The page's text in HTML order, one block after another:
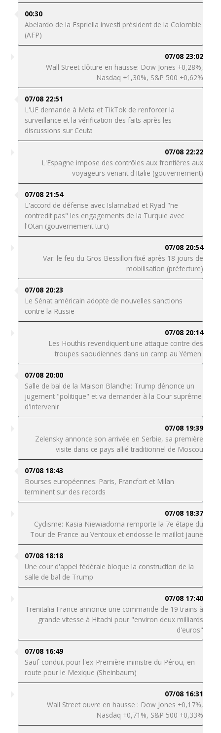
00:30
Abelardo de la Espriella investi président de la Colombie
(AFP)
07/08 23:02
Wall Street clôture en hausse: Dow Jones +0,28%,
Nasdaq +1,30%, S&P 500 +0,62%
07/08 22:51
L'UE demande à Meta et TikTok de renforcer la
surveillance et la vérification des faits après les
discussions sur Ceuta
07/08 22:22
L'Espagne impose des contrôles aux frontières aux
voyageurs venant d'Italie (gouvernement)
07/08 21:54
L'accord de défense avec Islamabad et Ryad "ne
contredit pas" les engagements de la Turquie avec
l'Otan (gouvernement turc)
07/08 20:54
Var: le feu du Gros Bessillon fixé après 18 jours de
mobilisation (préfecture)
07/08 20:23
Le Sénat américain adopte de nouvelles sanctions
contre la Russie
07/08 20:14
Les Houthis revendiquent une attaque contre des
troupes saoudiennes dans un camp au Yémen
07/08 20:00
Salle de bal de la Maison Blanche: Trump dénonce un
jugement "politique" et va demander à la Cour suprême
d'intervenir
07/08 19:39
Zelensky annonce son arrivée en Serbie, sa première
visite dans ce pays allié traditionnel de Moscou
07/08 18:43
Bourses européennes: Paris, Francfort et Milan
terminent sur des records
07/08 18:37
Cyclisme: Kasia Niewiadoma remporte la 7e étape du
Tour de France au Ventoux et endosse le maillot jaune
07/08 18:18
Une cour d'appel fédérale bloque la construction de la
salle de bal de Trump
07/08 17:40
Trenitalia France annonce une commande de 19 trains à
grande vitesse à Hitachi pour "environ deux milliards
d'euros"
07/08 16:49
Sauf-conduit pour l'ex-Première ministre du Pérou, en
route pour le Mexique (Sheinbaum)
07/08 16:31
Wall Street ouvre en hausse : Dow Jones +0,17%,
Nasdaq +0,71%, S&P 500 +0,33%